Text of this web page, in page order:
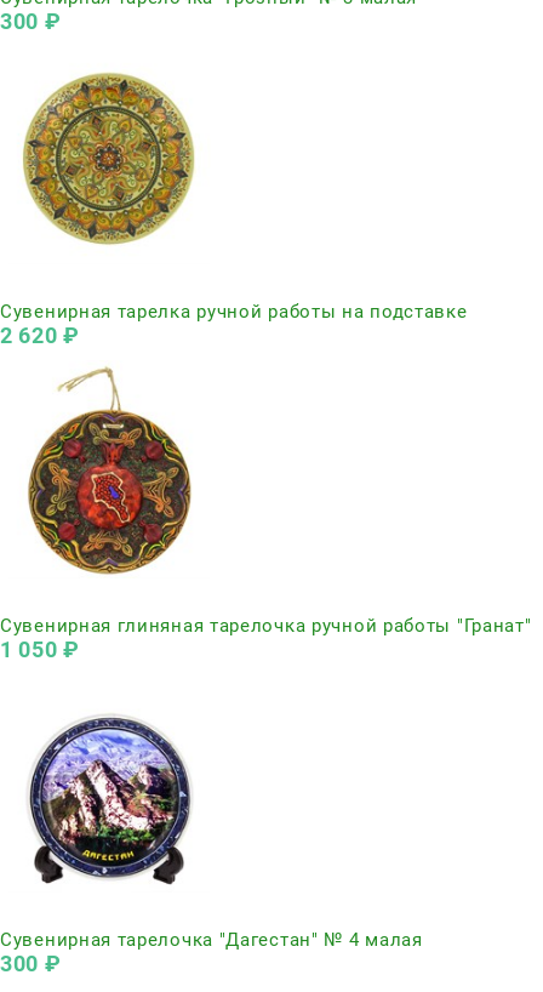
300 ₽
Сувенирная тарелка ручной работы на подставке
2 620 ₽
Сувенирная глиняная тарелочка ручной работы "Гранат"
1 050 ₽
Сувенирная тарелочка "Дагестан" № 4 малая
300 ₽